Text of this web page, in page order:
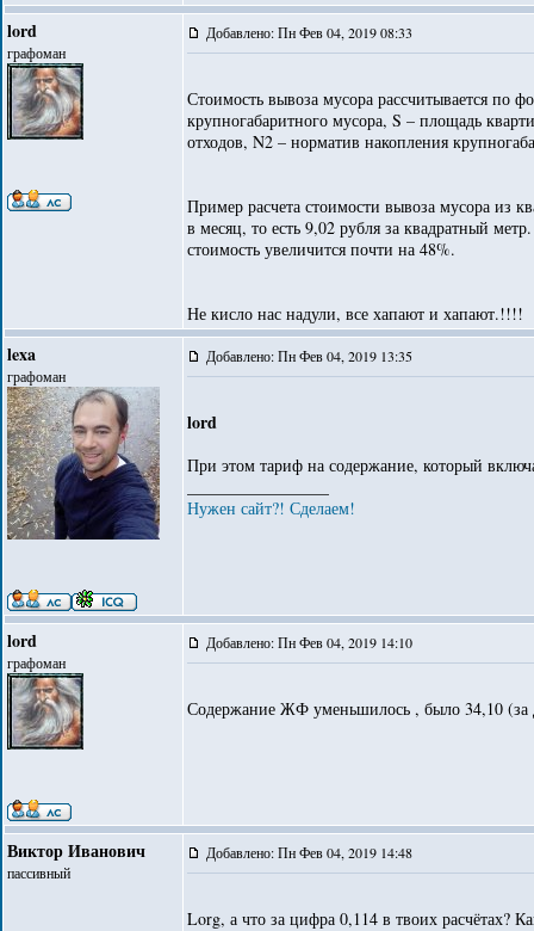
lord
графоман
Добавлено: Пн Фев 04, 2019 08:33
Стоимость вывоза мусора рассчитывается по
крупногабаритного мусора, S – площадь
отходов, N2 – норматив накопления
Пример расчета стоимости вывоза мусора из
в месяц, то есть 9,02 рубля за квадратный
стоимость увеличится почти на 48%.
Не кисло нас надули, все хапают и хапают.!!!!
lexa
графоман
Добавлено: Пн Фев 04, 2019 13:35
lord
При этом тариф на содержание, который
Нужен сайт?! Сделаем!
lord
графоман
Добавлено: Пн Фев 04, 2019 14:10
Содержание ЖФ уменьшилось , было 34,10 (за
Виктор Иванович
пассивный
Добавлено: Пн Фев 04, 2019 14:48
Lorg, а что за цифра 0,114 в твоих расчётах?